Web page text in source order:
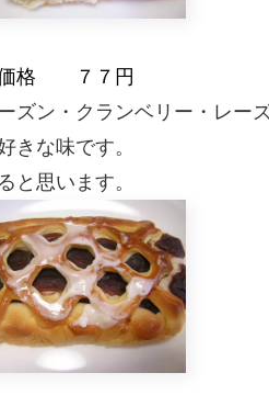
格 ７７円
ズン・クランベリー・レー
きな味です。
と思います。